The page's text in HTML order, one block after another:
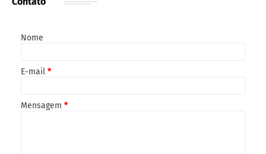
Nome
E-mail *
Mensagem *